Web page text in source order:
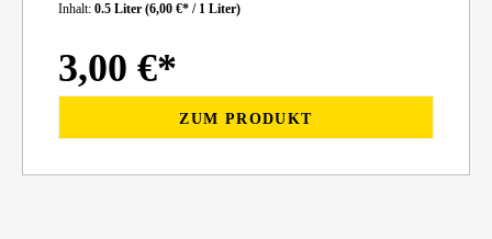
Inhalt: 0.5 Liter (6,00 €* / 1 Liter)
3,00 €*
ZUM PRODUKT